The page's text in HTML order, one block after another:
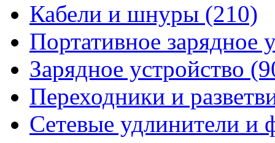
Кабели и шнуры (210)
Портативное зарядное
Зарядное устройство
Переходники и
Сетевые удлинители и